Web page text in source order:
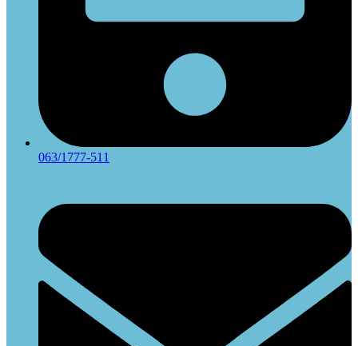
063/1777-511